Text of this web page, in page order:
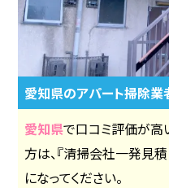
愛知県のアパート掃除
愛知県で口コミ評価が高
方は、『清掃会社一発見
になってください。